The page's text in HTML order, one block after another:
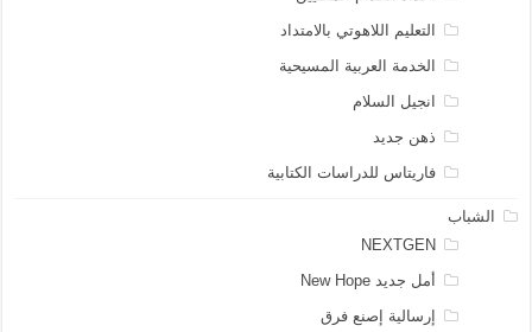
التعليم اللاهوتي بالامتداد
الخدمة العربية المسيحية
انجيل السلام
ذهن جديد
فاريتاس للدراسات الكتابية
الشباب
NEXTGEN
أمل جديد New Hope
إرسالية إصنع فرق